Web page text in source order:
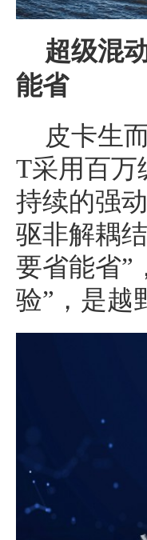
超级混
能省
皮卡生
T采用百万
持续的强
驱非解耦
要省能省”
验”，是越